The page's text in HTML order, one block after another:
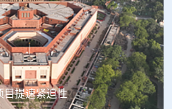
持股90%打通核医疗全产业链